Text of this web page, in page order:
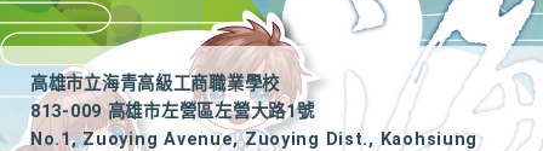
高雄市立海青高級工商職業學校
813-009 高雄市左營區左營大路1號
No.1, Zuoying Avenue, Zuoying Dist., Kaohsiung